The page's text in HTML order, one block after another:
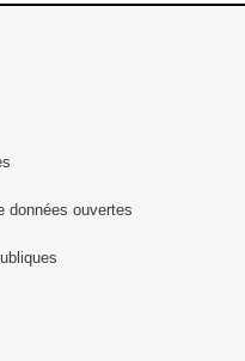
données ouvertes